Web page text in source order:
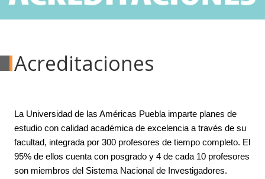
Acreditaciones
La Universidad de las Américas Puebla imparte planes de
estudio con calidad académica de excelencia a través de su
facultad, integrada por 300 profesores de tiempo completo. El
95% de ellos cuenta con posgrado y 4 de cada 10 profesores
son miembros del Sistema Nacional de Investigadores.